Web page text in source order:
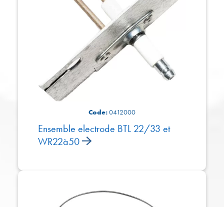
Code:0412000
Ensemble electrode BTL 22/33 et
WR22à50